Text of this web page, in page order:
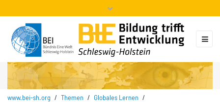
Mitglieder Veranstaltungen ZUKUNFT.GLOBAL Kontakt
www.bei-sh.org / Themen / Globales Lernen /